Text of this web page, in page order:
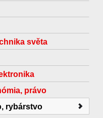
světa
právo
rybárstvo